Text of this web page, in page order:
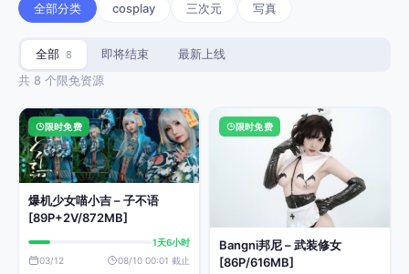
全部分类 cosplay 三次元 写真
全部 8 即将结束
最新上线
共 8 个限免资源
限时免费
爆机少女喵小吉 – 子不语
[89P+2V/872MB]
1天6小时
03/12
08/10 00:01 截止
限时免费
Bangni邦尼 – 武装修女
[86P/616MB]